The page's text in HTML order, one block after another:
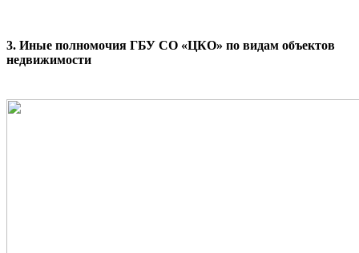
3. Иные полномочия ГБУ СО «ЦКО» по видам объектов
недвижимости